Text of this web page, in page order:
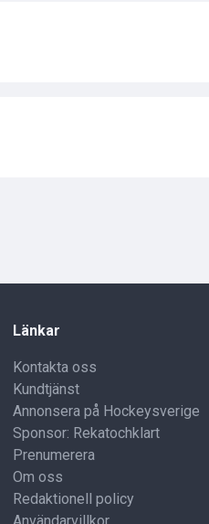
Länkar
Kontakta oss
Kundtjänst
Annonsera på Hockeysverige
Sponsor: Rekatochklart
Prenumerera
Om oss
Redaktionell policy